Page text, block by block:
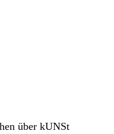
über kUNSt